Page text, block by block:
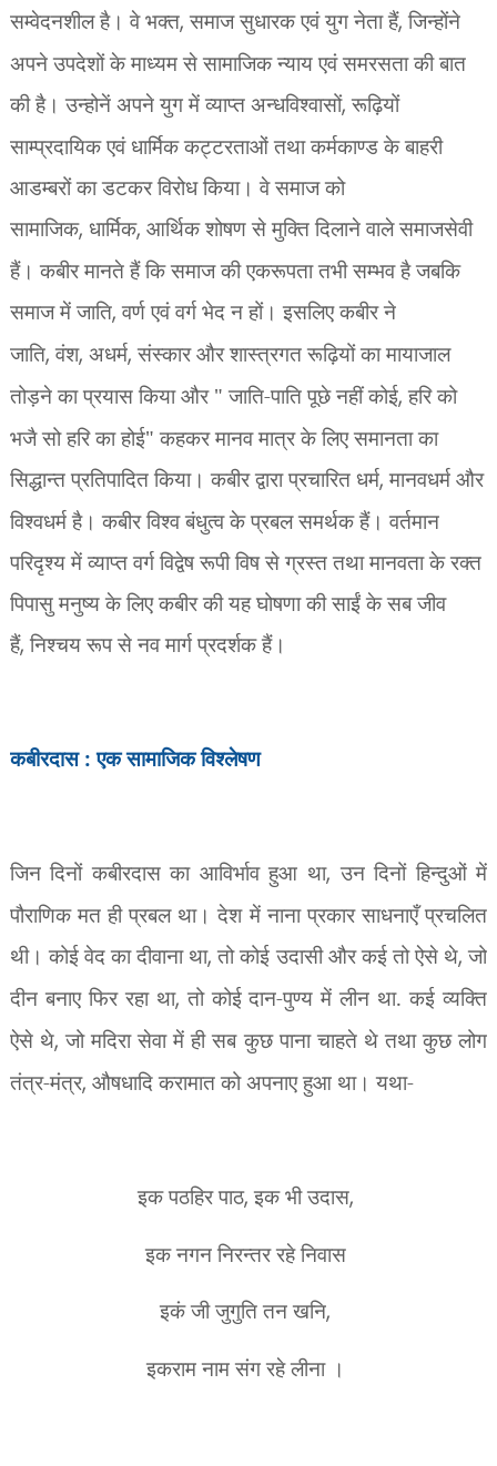
सम्वेदनशील है। वे भक्त, समाज सुधारक एवं युग नेता हैं, जिन्होंने
अपने उपदेशों के माध्यम से सामाजिक न्याय एवं समरसता की बात
की है। उन्होनें अपने युग में व्याप्त अन्धविश्वासों, रूढ़ियों
साम्प्रदायिक एवं धार्मिक कट्टरताओं तथा कर्मकाण्ड के बाहरी
आडम्बरों का डटकर विरोध किया। वे समाज को
सामाजिक, धार्मिक, आर्थिक शोषण से मुक्ति दिलाने वाले समाजसेवी
हैं। कबीर मानते हैं कि समाज की एकरूपता तभी सम्भव है जबकि
समाज में जाति, वर्ण एवं वर्ग भेद न हों। इसलिए कबीर ने
जाति, वंश, अधर्म, संस्कार और शास्त्रगत रूढ़ियों का मायाजाल
तोड़ने का प्रयास किया और " जाति-पाति पूछे नहीं कोई, हरि को
भजै सो हरि का होई" कहकर मानव मात्र के लिए समानता का
सिद्धान्त प्रतिपादित किया। कबीर द्वारा प्रचारित धर्म, मानवधर्म और
विश्वधर्म है। कबीर विश्व बंधुत्व के प्रबल समर्थक हैं। वर्तमान
परिदृश्य में व्याप्त वर्ग विद्वेष रूपी विष से ग्रस्त तथा मानवता के रक्त
पिपासु मनुष्य के लिए कबीर की यह घोषणा की साईं के सब जीव
हैं, निश्चय रूप से नव मार्ग प्रदर्शक हैं।
कबीरदास : एक सामाजिक विश्लेषण
जिन दिनों कबीरदास का आविर्भाव हुआ था, उन दिनों हिन्दुओं में
पौराणिक मत ही प्रबल था। देश में नाना प्रकार साधनाएँ प्रचलित
थी। कोई वेद का दीवाना था,तो कोई उदासी और कई तो ऐसे थे,जो
दीन बनाए फिर रहा था, तो कोई दान-पुण्य में लीन था. कई व्यक्ति
ऐसे थे,जो मदिरा सेवा में ही सब कुछ पाना चाहते थे तथा कुछ लोग
तंत्र-मंत्र, औषधादि करामात को अपनाए हुआ था। यथा-
इक पठहिर पाठ, इक भी उदास,
इक नगन निरन्तर रहे निवास
इकं जी जुगुति तन खनि,
इकराम नाम संग रहे लीना ।